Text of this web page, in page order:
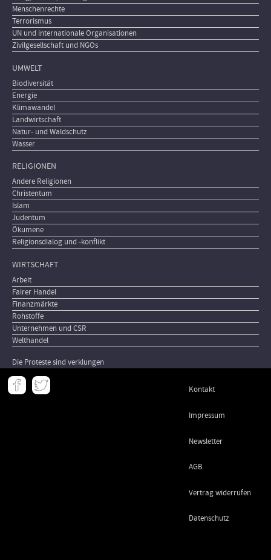
Menschenrechte
Terrorismus
UN und internationale Organisationen
Zivilgesellschaft und NGOs
UMWELT
Biodiversität
Energie
Klimawandel
Landwirtschaft
Natur- und Waldschutz
Wasser
RELIGIONEN
Andere Religionen
Christentum
Islam
Judentum
Ökumene
Religionsdialog und -konflikt
WIRTSCHAFT
Arbeit
Fairer Handel
Finanzmärkte
Rohstoffe
Unternehmen und CSR
Welthandel
Die Proteste sind verklungen
Meta
- Kontakt
Impressum
Newsletter
AGB
Vertrag widerrufen
Datenschutz